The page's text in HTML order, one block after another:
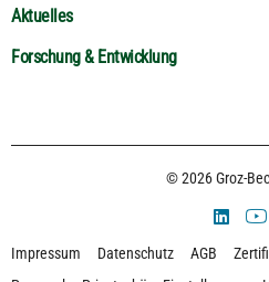
Aktuelles
Forschung & Entwicklung
© 2026 Groz-
Impressum Datenschutz AGB